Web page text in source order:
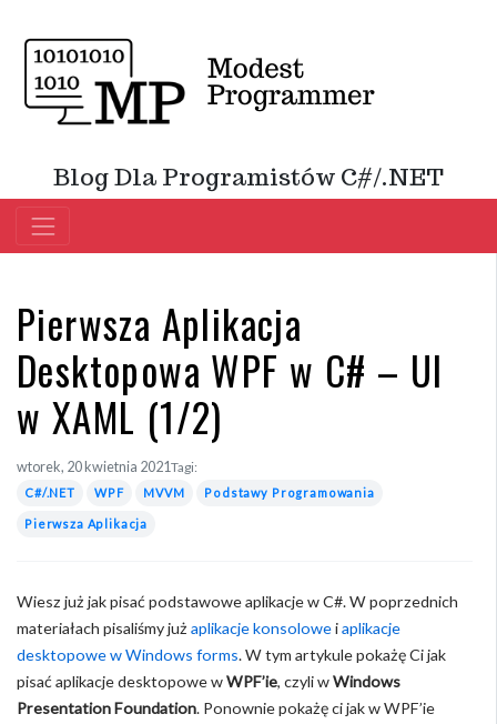
Blog Dla Programistów C#/.NET
Pierwsza Aplikacja
Desktopowa WPF w C# – UI
w XAML (1/2)
wtorek, 20 kwietnia 2021Tagi:
C#/.NET WPF MVVM Podstawy Programowania
Pierwsza Aplikacja
Wiesz już jak pisać podstawowe aplikacje w C#. W poprzednich
materiałach pisaliśmy już aplikacje konsoloweiaplikacje
desktopowe w Windows forms. W tym artykule pokażę Ci jak
pisać aplikacje desktopowe wWPF’ie, czyli wWindows
Presentation Foundation. Ponownie pokażę ci jak w WPF’ie